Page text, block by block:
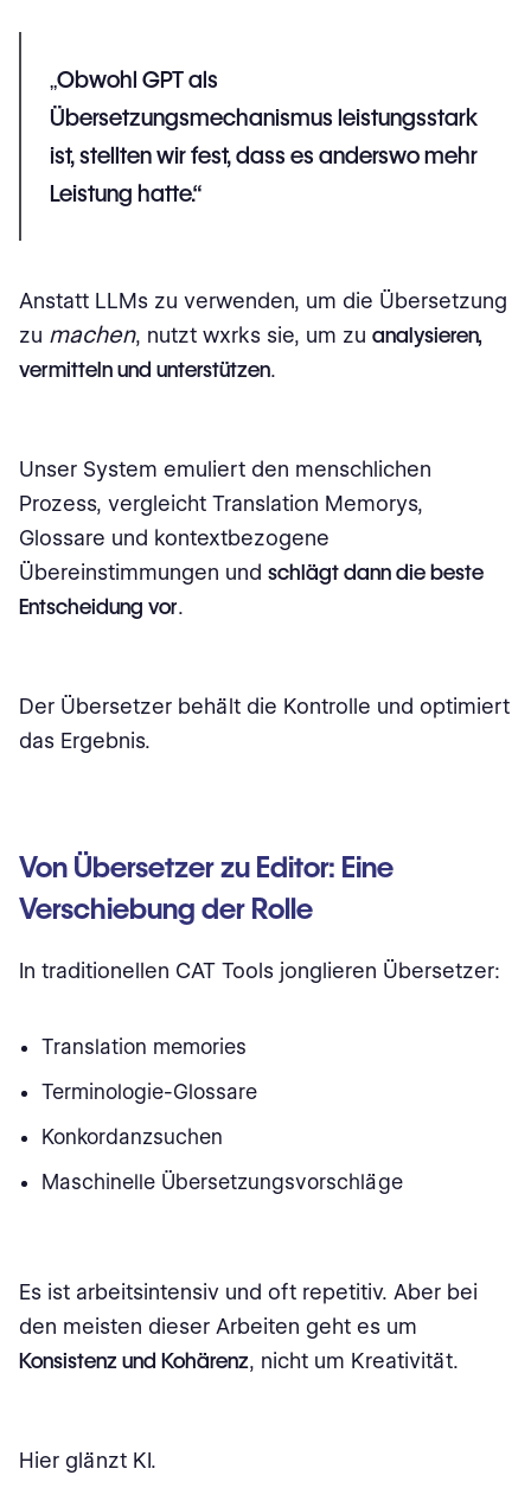
„Obwohl GPT als
Übersetzungsmechanismus leistungsstark
ist, stellten wir fest, dass es anderswo mehr
Leistung hatte.“
Anstatt LLMs zu verwenden, um die Übersetzung
zu machen, nutzt wxrks sie, um zu analysieren,
vermitteln und unterstützen.
Unser System emuliert den menschlichen
Prozess, vergleicht Translation Memorys,
Glossare und kontextbezogene
Übereinstimmungen und schlägt dann die beste
Entscheidung vor.
Der Übersetzer behält die Kontrolle und optimiert
das Ergebnis.
Von Übersetzer zu Editor: Eine
Verschiebung der Rolle
In traditionellen CAT Tools jonglieren Übersetzer:
Translation memories
Terminologie-Glossare
Konkordanzsuchen
Maschinelle Übersetzungsvorschläge
Es ist arbeitsintensiv und oft repetitiv. Aber bei
den meisten dieser Arbeiten geht es um
Konsistenz und Kohärenz, nicht um Kreativität.
Hier glänzt KI.